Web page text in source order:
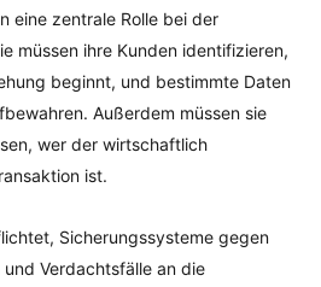
eine zentrale Rolle bei der
müssen ihre Kunden identifizieren,
beginnt, und bestimmte Daten
Außerdem müssen sie
wer der wirtschaftlich
ist.
Sicherungssysteme gegen
Verdachtsfälle an die